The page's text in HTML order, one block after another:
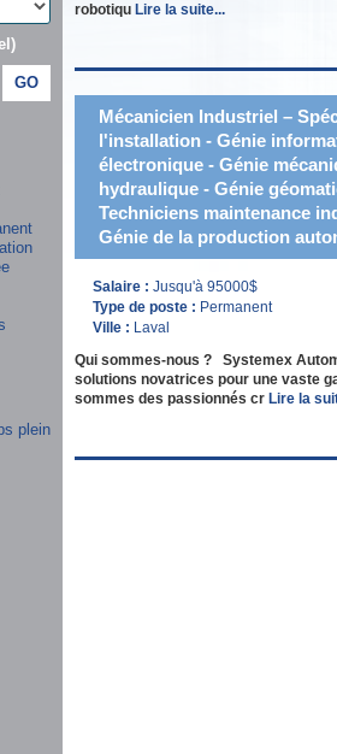
plein
robotiqu Lire la suite...
Mécanicien Industriel –
l'installation - Génie
électronique - Génie
hydraulique - Génie
Techniciens maintenance
Génie de la production
Salaire : Jusqu'à 95000$
Type de poste : Permanent
Ville : Laval
Qui sommes-nous ? Systemex
solutions novatrices pour une vaste
sommes des passionnés cr Lire la